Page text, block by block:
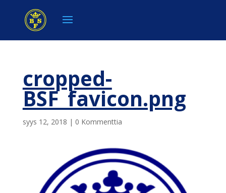
cropped-
BSF_favicon.png
syys 12, 2018 | 0 Kommenttia